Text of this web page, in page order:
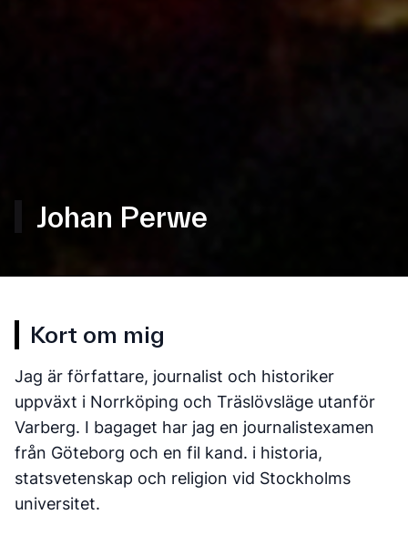
Johan Perwe
Kort om mig
Jag är författare, journalist och historiker
uppväxt i Norrköping och Träslövsläge utanför
Varberg. I bagaget har jag en journalistexamen
från Göteborg och en fil kand. i historia,
statsvetenskap och religion vid Stockholms
universitet.